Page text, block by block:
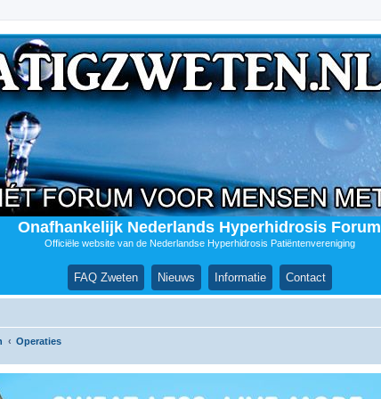
Onafhankelijk Nederlands Hyperhidrosis Forum
Officiële website van de Nederlandse Hyperhidrosis Patiëntenvereniging
FAQ Zweten Nieuws Informatie Contact
Operaties